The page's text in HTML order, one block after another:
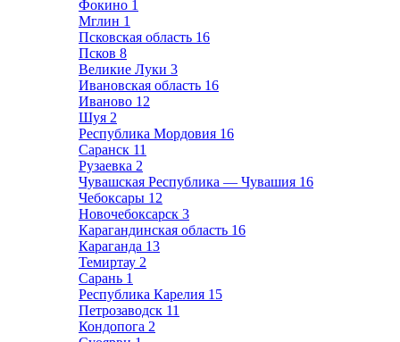
Фокино 1
Мглин 1
Псковская область 16
Псков 8
Великие Луки 3
Ивановская область 16
Иваново 12
Шуя 2
Республика Мордовия 16
Саранск 11
Рузаевка 2
Чувашская Республика — Чувашия 16
Чебоксары 12
Новочебоксарск 3
Карагандинская область 16
Караганда 13
Темиртау 2
Сарань 1
Республика Карелия 15
Петрозаводск 11
Кондопога 2